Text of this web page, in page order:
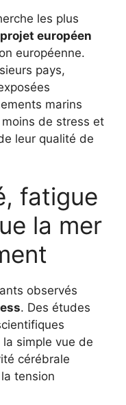
les plus
projet européen
européenne.
pays,
marins
moins de stress et
leur qualité de
fatigue
la mer
observés
. Des études
simple vue de
cérébrale
tension